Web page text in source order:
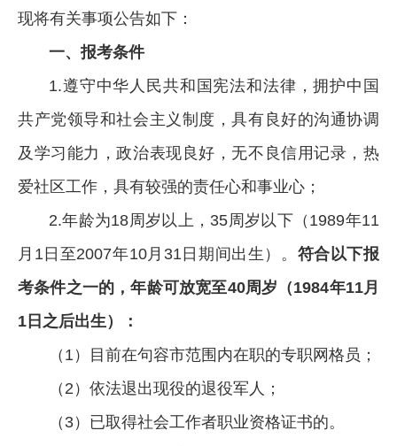
现将有关事项公告如下：
一、报考条件
1.遵守中华人民共和国宪法和法律，拥护中国
共产党领导和社会主义制度，具有良好的沟通协调
及学习能力，政治表现良好，无不良信用记录，热
爱社区工作，具有较强的责任心和事业心；
2.年龄为18周岁以上，35周岁以下（1989年11
月1日至2007年10月31日期间出生）。 符合以下报
考条件之一的，年龄可放宽至40周岁（1984年11月
1日之后出生）：
（1）目前在句容市范围内在职的专职网格员；
（2）依法退出现役的退役军人；
（3）已取得社会工作者职业资格证书的。